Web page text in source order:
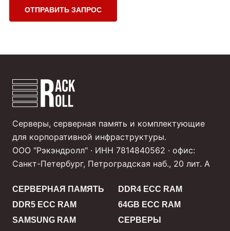
ОТПРАВИТЬ ЗАПРОС
Серверы, серверная память и комплектующие
для корпоративной инфраструктуры.
ООО "Рэкэндролл" · ИНН 7814840562 · офис:
Санкт-Петербург, Петроградская наб., 20 лит. А
СЕРВЕРНАЯ ПАМЯТЬ
DDR4 ECC RAM
DDR5 ECC RAM
64GB ECC RAM
SAMSUNG RAM
СЕРВЕРЫ